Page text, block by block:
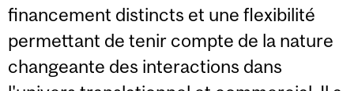
financement distincts et une flexibilité
permettant de tenir compte de la nature
changeante des interactions dans